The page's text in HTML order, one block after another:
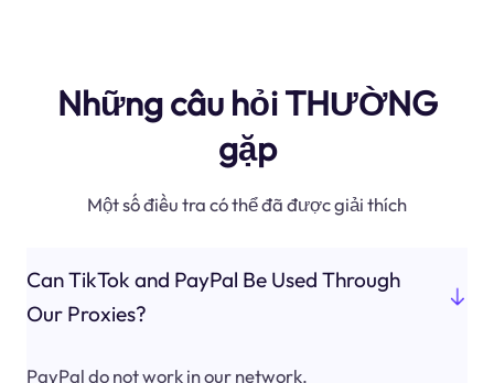
Những câu hỏi THƯỜNG
gặp
Một số điều tra có thể đã được giải thích
Can TikTok and PayPal Be Used Through
Our Proxies?
PayPal do not work in our network.